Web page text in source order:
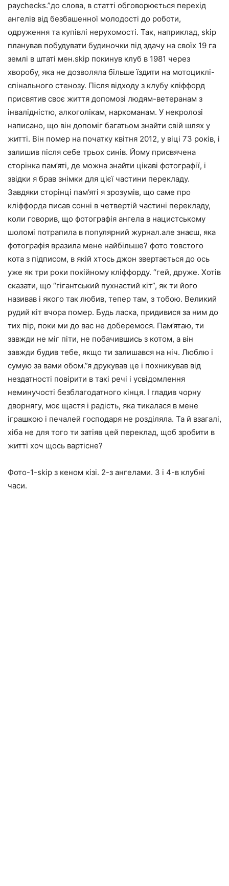
paychecks.”до слова, в статті обговорюється перехід
ангелів від безбашенної молодості до роботи,
одруження та купівлі нерухомості. Так, наприклад, skip
планував побудувати будиночки під здачу на своїх 19 га
землі в штаті мен.skip покинув клуб в 1981 через
хворобу, яка не дозволяла більше їздити на мотоциклі-
спінального стенозу. Після відходу з клубу кліффорд
присвятив своє життя допомозі людям-ветеранам з
інвалідністю, алкоголікам, наркоманам. У некролозі
написано, що він допоміг багатьом знайти свій шлях у
житті. Він помер на початку квітня 2012, у віці 73 років, і
залишив після себе трьох синів. Йому присвячена
сторінка пам’яті, де можна знайти цікаві фотографії, і
звідки я брав знімки для цієї частини перекладу.
Завдяки сторінці пам’яті я зрозумів, що саме про
кліффорда писав сонні в четвертій частині перекладу,
коли говорив, що фотографія ангела в нацистському
шоломі потрапила в популярний журнал.але знаєш, яка
фотографія вразила мене найбільше? фото товстого
кота з підписом, в якій хтось джон звертається до ось
уже як три роки покійному кліффорду. “гей, друже. Хотів
сказати, що “гігантський пухнастий кіт”, як ти його
називав і якого так любив, тепер там, з тобою. Великий
рудий кіт вчора помер. Будь ласка, придивися за ним до
тих пір, поки ми до вас не доберемося. Пам’ятаю, ти
завжди не міг піти, не побачившись з котом, а він
завжди будив тебе, якщо ти залишався на ніч. Люблю і
сумую за вами обом.”я друкував це і похникував від
нездатності повірити в такі речі і усвідомлення
неминучості безблагодатного кінця. І гладив чорну
дворнягу, моє щастя і радість, яка тикалася в мене
іграшкою і печалей господаря не розділяла. Та й взагалі,
хіба не для того ти затіяв цей переклад, щоб зробити в
житті хоч щось вартісне?
Фото-1-skip з кеном кізі. 2-з ангелами. 3 і 4-в клубні
часи.